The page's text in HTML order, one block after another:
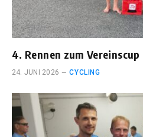
4. Rennen zum Vereinscup
24. JUNI 2026 CYCLING